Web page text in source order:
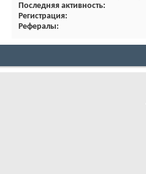
Последняя активность
Регистрация
Рефералы